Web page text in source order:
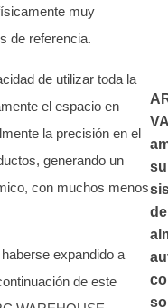
muy
de referencia.
de utilizar toda la
el espacio en
la precisión en el
generando un
con muchos menos
expandido a
de este
su
de